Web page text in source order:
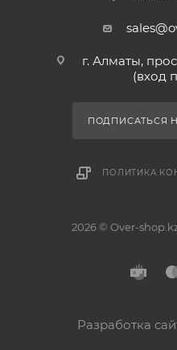
г. Алматы,
(вход
ПОДПИСАТЬСЯ
ПОЛИТИКА
2026 © Over-
Разработка